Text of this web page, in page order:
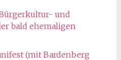
und
bald ehemaligen
(mit Bardenberg